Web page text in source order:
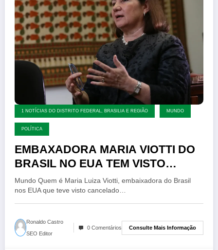
1 NOTÍCIAS DO DISTRITO FEDERAL, BRASILIA E REGIÃO MUNDO
POLÍTICA
EMBAXADORA MARIA VIOTTI DO
BRASIL NO EUA TEM VISTO
CONCELADO
Mundo Quem é Maria Luiza Viotti, embaixadora do Brasil
nos EUA que teve visto cancelado…
Ronaldo Castro
SEO Editor
0 Comentários Consulte Mais Informação